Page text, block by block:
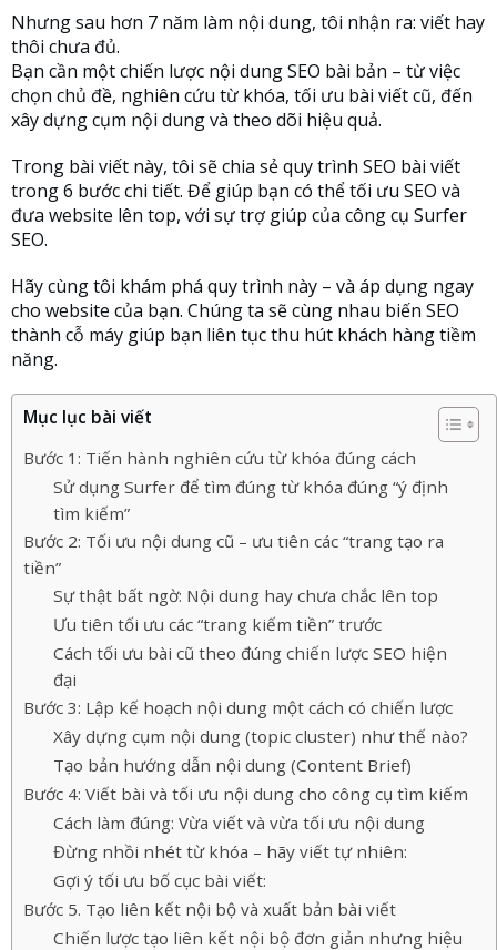
Nhưng sau hơn 7 năm làm nội dung, tôi nhận ra: viết hay
thôi chưa đủ.
Bạn cần một chiến lược nội dung SEO bài bản – từ việc
chọn chủ đề, nghiên cứu từ khóa, tối ưu bài viết cũ, đến
xây dựng cụm nội dung và theo dõi hiệu quả.
Trong bài viết này, tôi sẽ chia sẻ quy trình SEO bài viết
trong 6 bước chi tiết. Để giúp bạn có thể tối ưu SEO và
đưa website lên top, với sự trợ giúp của công cụ Surfer
SEO.
Hãy cùng tôi khám phá quy trình này – và áp dụng ngay
cho website của bạn. Chúng ta sẽ cùng nhau biến SEO
thành cỗ máy giúp bạn liên tục thu hút khách hàng tiềm
năng.
Mục lục bài viết
Bước 1: Tiến hành nghiên cứu từ khóa đúng cách
Sử dụng Surfer để tìm đúng từ khóa đúng “ý định
tìm kiếm”
Bước 2: Tối ưu nội dung cũ – ưu tiên các “trang tạo ra
tiền”
Sự thật bất ngờ: Nội dung hay chưa chắc lên top
Ưu tiên tối ưu các “trang kiếm tiền” trước
Cách tối ưu bài cũ theo đúng chiến lược SEO hiện
đại
Bước 3: Lập kế hoạch nội dung một cách có chiến lược
Xây dựng cụm nội dung (topic cluster) như thế nào?
Tạo bản hướng dẫn nội dung (Content Brief)
Bước 4: Viết bài và tối ưu nội dung cho công cụ tìm kiếm
Cách làm đúng: Vừa viết và vừa tối ưu nội dung
Đừng nhồi nhét từ khóa – hãy viết tự nhiên:
Gợi ý tối ưu bố cục bài viết:
Bước 5. Tạo liên kết nội bộ và xuất bản bài viết
Chiến lược tạo liên kết nội bộ đơn giản nhưng hiệu